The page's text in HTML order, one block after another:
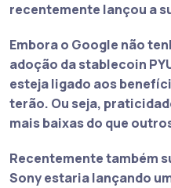
recentemente lançou a
Embora o Google não
adoção da stablecoin
esteja ligado aos
terão. Ou seja,
mais baixas do que
Recentemente também
Sony estaria lançando